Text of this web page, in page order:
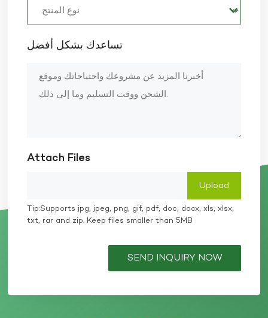
تساعدك بشكل أفضل
Attach Files
Tip:Supports jpg, jpeg, png, gif, pdf, doc, docx, xls, xlsx,
txt, rar and zip. Keep files smaller than 5MB
SEND INQUIRY NOW